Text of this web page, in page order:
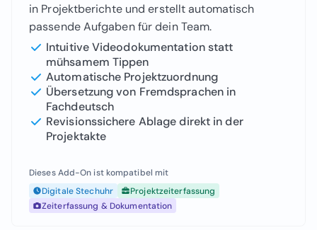
in Projektberichte und erstellt automatisch
passende Aufgaben für dein Team.
Intuitive Videodokumentation statt
mühsamem Tippen
Automatische Projektzuordnung
Übersetzung von Fremdsprachen in
Fachdeutsch
Revisionssichere Ablage direkt in der
Projektakte
Dieses Add-On ist kompatibel mit
Digitale Stechuhr
Projektzeiterfassung
Zeiterfassung & Dokumentation